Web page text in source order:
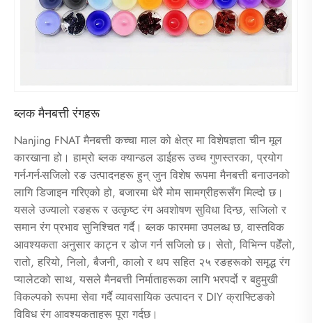
ब्लक मैनबत्ती रंगहरू
Nanjing FNAT मैनबत्ती कच्चा माल को क्षेत्र मा विशेषज्ञता चीन मूल
कारखाना हो। हाम्रो ब्लक क्यान्डल डाईहरू उच्च गुणस्तरका, प्रयोग
गर्न-गर्न-सजिलो रङ उत्पादनहरू हुन् जुन विशेष रूपमा मैनबत्ती बनाउनको
लागि डिजाइन गरिएको हो, बजारमा धेरै मोम सामग्रीहरूसँग मिल्दो छ।
यसले उज्यालो रङहरू र उत्कृष्ट रंग अवशोषण सुविधा दिन्छ, सजिलो र
समान रंग प्रभाव सुनिश्चित गर्दै। ब्लक फारममा उपलब्ध छ, वास्तविक
आवश्यकता अनुसार काट्न र डोज गर्न सजिलो छ। सेतो, विभिन्न पहेँलो,
रातो, हरियो, निलो, बैजनी, कालो र थप सहित २५ रङहरूको समृद्ध रंग
प्यालेटको साथ, यसले मैनबत्ती निर्माताहरूका लागि भरपर्दो र बहुमुखी
विकल्पको रूपमा सेवा गर्दै व्यावसायिक उत्पादन र DIY क्राफ्टिङको
विविध रंग आवश्यकताहरू पूरा गर्दछ।